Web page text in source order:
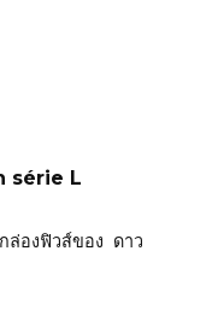
série L
ล่องฟิวส์ของ ดาว